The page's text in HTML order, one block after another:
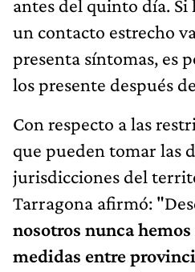
antes del quinto día.
un contacto estrecho
presenta síntomas, es
los presente después
Con respecto a las
que pueden tomar las
jurisdicciones del
Tarragona afirmó:
nosotros nunca hemos
medidas entre